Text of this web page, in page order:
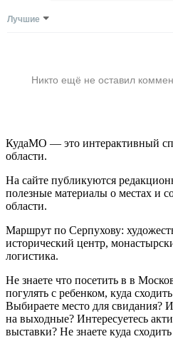
Лучшие
Никто ещё не оставил
КудаМО — это интерактивный
области.
На сайте публикуются
полезные материалы о местах и
области.
Маршрут по Серпухову:
исторический центр,
логистика.
Не знаете что посетить в в
погулять с ребенком, куда
Выбираете место для свидания?
на выходные? Интересуетесь
выставки? Не знаете куда